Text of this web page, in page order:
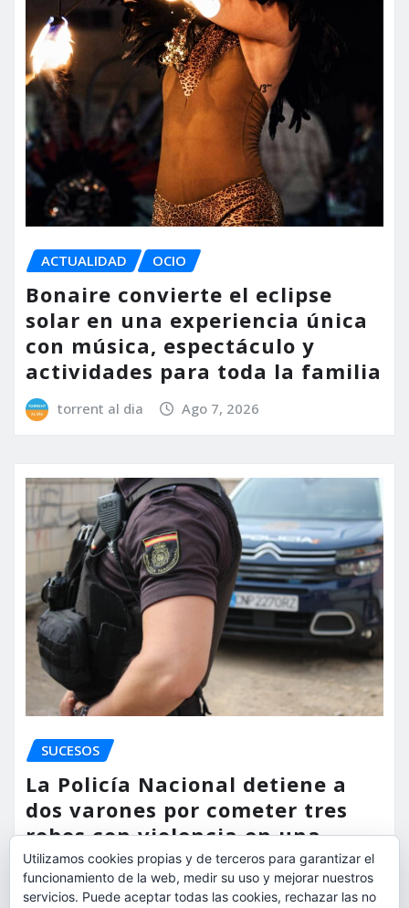
ACTUALIDAD OCIO
Bonaire convierte el eclipse
solar en una experiencia única
con música, espectáculo y
actividades para toda la familia
torrent al dia Ago 7, 2026
SUCESOS
La Policía Nacional detiene a
dos varones por cometer tres
robos con violencia en una
misma mañana
torrent al dia Ago 7, 2026
Utilizamos cookies propias y de terceros para garantizar el
funcionamiento de la web, medir su uso y mejorar nuestros
servicios. Puede aceptar todas las cookies, rechazar las no